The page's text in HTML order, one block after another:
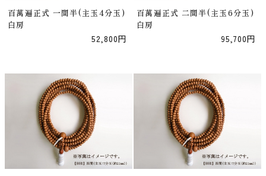
百萬遍正式 一間半(主玉4分玉)
白房
52,800円
百萬遍正式 二間半(主玉6分玉)
白房
95,700円